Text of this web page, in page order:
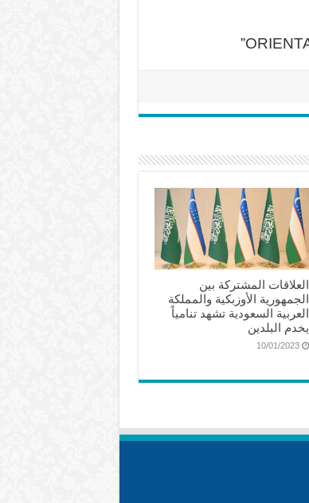
العلاقات المشتركة بين
الجمهورية الأوزبكية والمملكة
العربية السعودية تشهد تنامياً
يخدم البلدين
10/01/2023